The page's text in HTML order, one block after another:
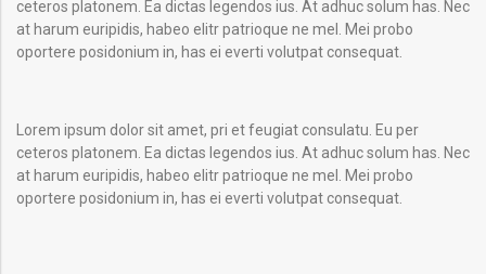
ceteros platonem. Ea dictas legendos ius. At adhuc solum has. Nec
at harum euripidis, habeo elitr patrioque ne mel. Mei probo
oportere posidonium in, has ei everti volutpat consequat.
Lorem ipsum dolor sit amet, pri et feugiat consulatu. Eu per
ceteros platonem. Ea dictas legendos ius. At adhuc solum has. Nec
at harum euripidis, habeo elitr patrioque ne mel. Mei probo
oportere posidonium in, has ei everti volutpat consequat.